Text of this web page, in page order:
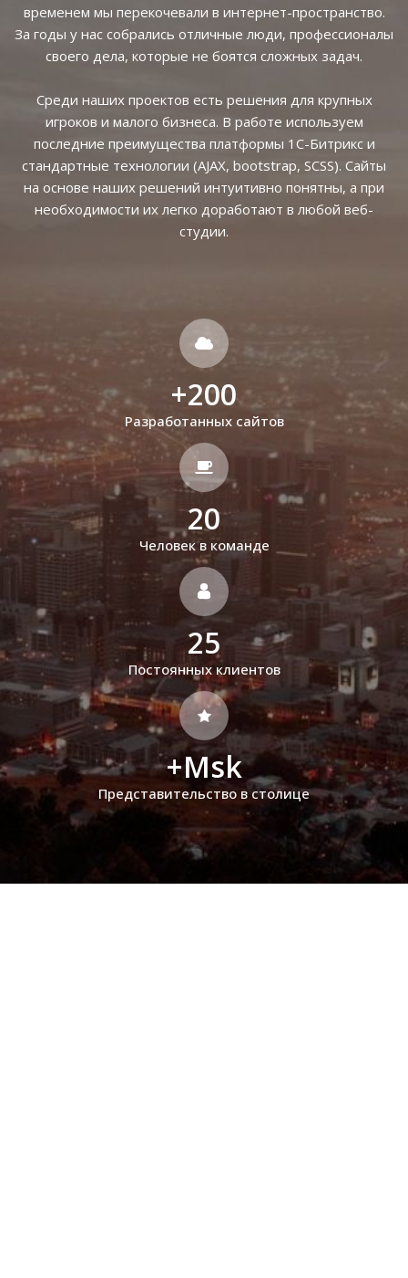
временем мы перекочевали в интернет-пространство.
За годы у нас собрались отличные люди, профессионалы
своего дела, которые не боятся сложных задач.
Среди наших проектов есть решения для крупных
игроков и малого бизнеса. В работе используем
последние преимущества платформы 1С-Битрикс и
стандартные технологии (AJAX, bootstrap, SCSS). Сайты
на основе наших решений интуитивно понятны, а при
необходимости их легко доработают в любой веб-
студии.
+200
Разработанных сайтов
20
Человек в команде
25
Постоянных клиентов
+Msk
Представительство в столице